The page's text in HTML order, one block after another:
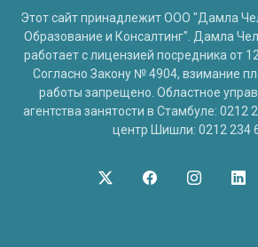
Этот сайт принадлежит ООО "Дамла
Образование и Консалтинг". Дамла
работает с лицензией посредника от
Согласно Закону № 4904, взимание
работы запрещено. Областное
агентства занятости в Стамбуле: 0212
центр Шишли: 0212 234